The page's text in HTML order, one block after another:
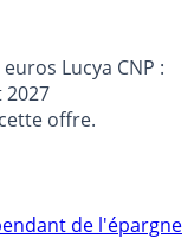
Lucya CNP :
2027
offre.
de l'épargne